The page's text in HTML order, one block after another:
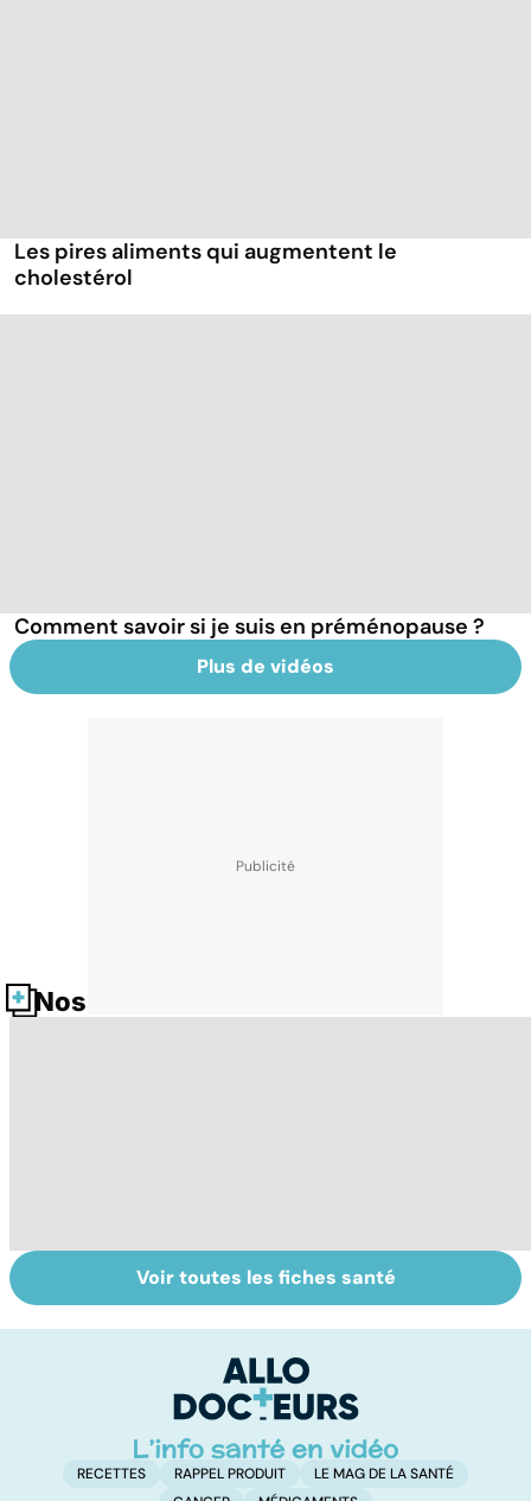
Les pires aliments qui augmentent le
cholestérol
Comment savoir si je suis en préménopause ?
Plus de vidéos
Nos fiches santé
Grossesse et
alcool : quand
Dérèglement
hormonal : et si
surrénales ?
Voir toutes les fiches santé
RECETTES RAPPEL PRODUIT
LE MAG DE LA SANTÉ